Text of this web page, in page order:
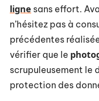
ligne sans effort.
n’hésitez pas à
précédentes
vérifier que le
scrupuleusement le
protection des